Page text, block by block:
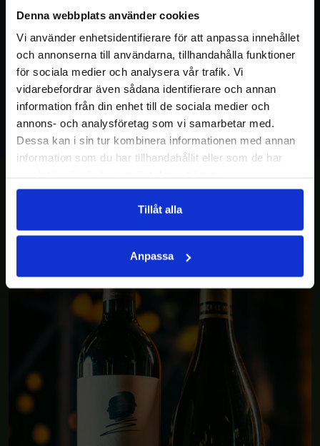
Denna webbplats använder cookies
Vi använder enhetsidentifierare för att anpassa innehållet
och annonserna till användarna, tillhandahålla funktioner
för sociala medier och analysera vår trafik. Vi
vidarebefordrar även sådana identifierare och annan
information från din enhet till de sociala medier och
annons- och analysföretag som vi samarbetar med.
Dessa kan i sin tur kombinera informationen med annan
information som du har tillhandahållit eller som de har
Tillåt alla
Anpassa